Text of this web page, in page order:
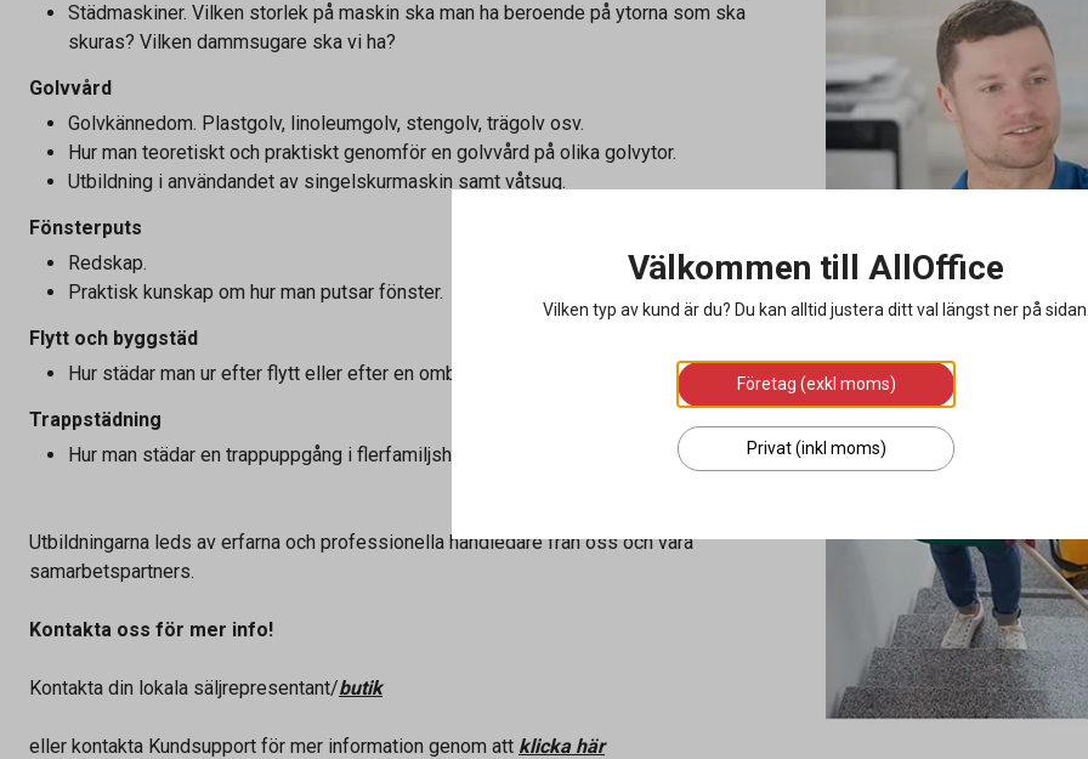
Städmaskiner. Vilken storlek på maskin ska man ha beroende på ytorna som ska
skuras? Vilken dammsugare ska vi ha?
Golvvård
Golvkännedom. Plastgolv, linoleumgolv, stengolv, trägolv osv.
Hur man teoretiskt och praktiskt genomför en golvvård på olika golvytor.
Utbildning i användandet av singelskurmaskin samt våtsug.
Fönsterputs
Redskap.
Praktisk kunskap om hur man putsar fönster.
Flytt och byggstäd
Hur städar man ur efter flytt eller efter en ombyggnad?
Trappstädning
Hur man städar en trappuppgång i flerfamiljshus.
Utbildningarna leds av erfarna och professionella handledare från oss och våra
samarbetspartners.
Kontakta oss för mer info!
Kontakta din lokala säljrepresentant/butik
eller kontakta Kundsupport för mer information genom att klicka här
Välkommen till AllOffice
Vilken typ av kund är du? Du kan alltid justera ditt val längst ner på
Företag (exkl moms)
Privat (inkl moms)